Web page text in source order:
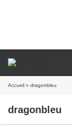
Accueil » dragonbleu
dragonbleu